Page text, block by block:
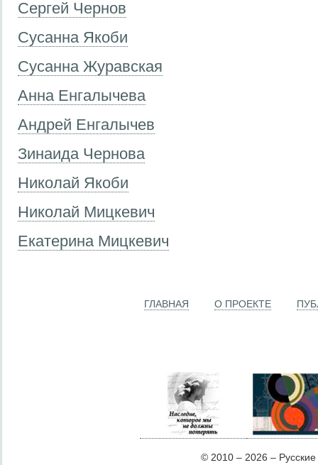
Сергей Чернов
Сусанна Якоби
Сусанна Журавская
Анна Енгалычева
Андрей Енгалычев
Зинаида Чернова
Николай Якоби
Николай Мицкевич
Екатерина Мицкевич
ГЛАВНАЯ О ПРОЕКТЕ
© 2010 – 2026 –